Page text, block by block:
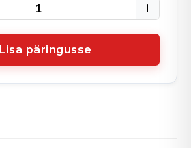
Lisa päringusse